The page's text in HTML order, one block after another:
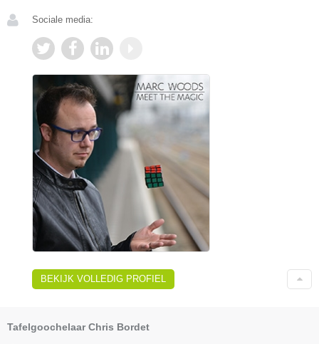
Sociale media:
BEKIJK VOLLEDIG PROFIEL
Tafelgoochelaar Chris Bordet